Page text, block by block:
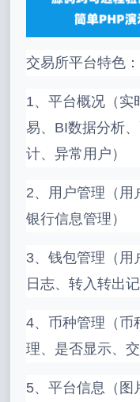
交易所平台特色：
1、平台概况（实
易、BI数据分析
计、异常用户）
2、用户管理（用
银行信息管理）
3、钱包管理（用
日志、转入转出记
4、币种管理（币
理、是否显示、交
5、平台信息（图